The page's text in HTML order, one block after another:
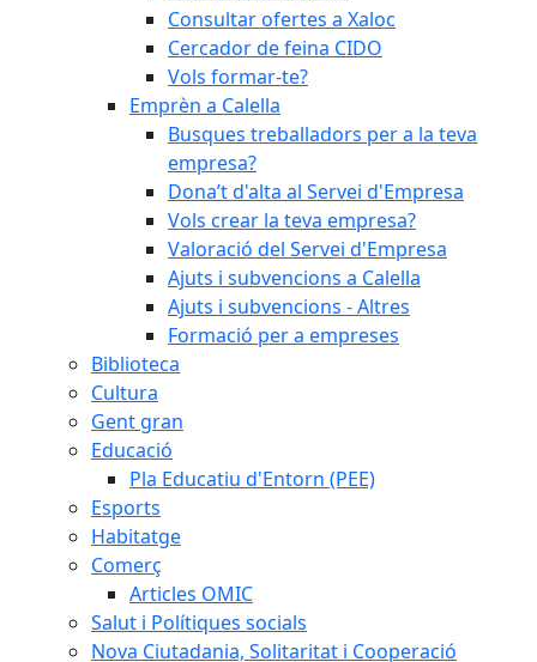
Consultar ofertes a Xaloc
Cercador de feina CIDO
Vols formar-te?
Emprèn a Calella
Busques treballadors per a la teva
empresa?
Dona’t d'alta al Servei d'Empresa
Vols crear la teva empresa?
Valoració del Servei d'Empresa
Ajuts i subvencions a Calella
Ajuts i subvencions - Altres
Formació per a empreses
Biblioteca
Cultura
Gent gran
Educació
Pla Educatiu d'Entorn (PEE)
Esports
Habitatge
Comerç
Articles OMIC
Salut i Polítiques socials
Nova Ciutadania, Solitaritat i Cooperació